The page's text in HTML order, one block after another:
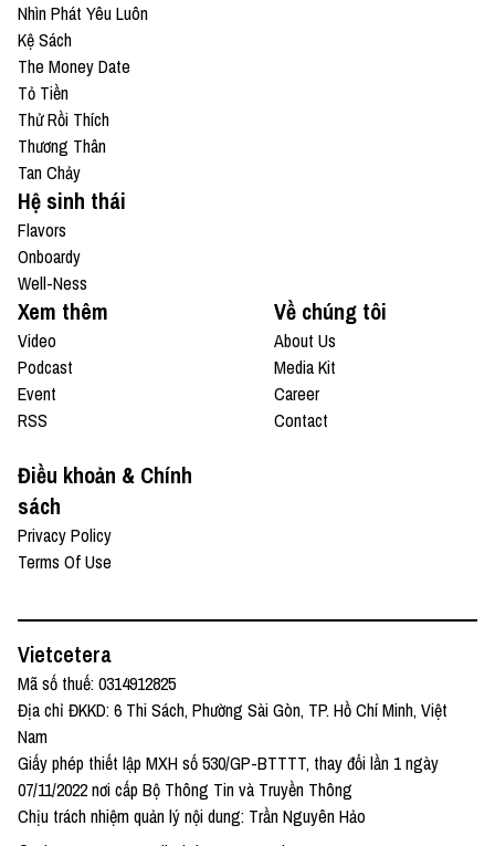
Nhìn Phát Yêu Luôn
Kệ Sách
The Money Date
Tỏ Tiền
Thử Rồi Thích
Thương Thân
Tan Chảy
Hệ sinh thái
Flavors
Onboardy
Well-Ness
Xem thêm
Video
Podcast
Event
RSS
Về chúng tôi
About Us
Media Kit
Career
Contact
Điều khoản & Chính
sách
Privacy Policy
Terms Of Use
Vietcetera
Mã số thuế: 0314912825
Địa chỉ ĐKKD: 6 Thi Sách, Phường Sài Gòn, TP. Hồ Chí Minh, Việt
Nam
Giấy phép thiết lập MXH số 530/GP-BTTTT, thay đổi lần 1 ngày
07/11/2022 nơi cấp Bộ Thông Tin và Truyền Thông
Chịu trách nhiệm quản lý nội dung: Trần Nguyên Hảo